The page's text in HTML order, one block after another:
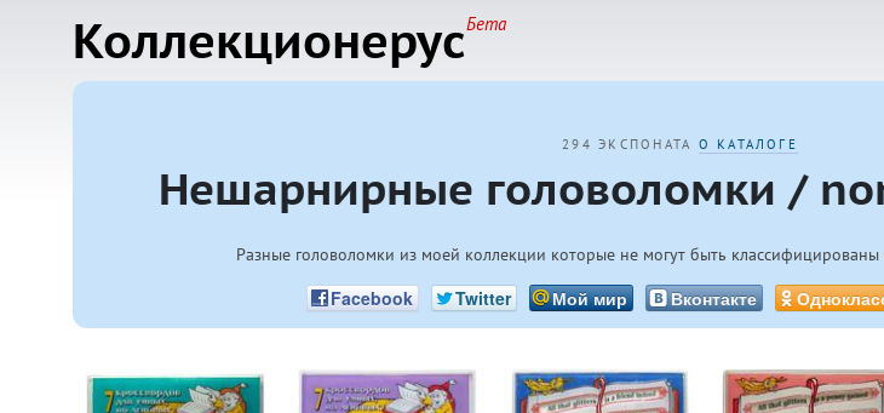
КоллекционерусБета
294 ЭКСПОНАТА О КАТАЛОГЕ
Нешарнирные головоломки /
Разные головоломки из моей коллекции которые не могут быть
Facebook Twitter Мой мир Вконтакте